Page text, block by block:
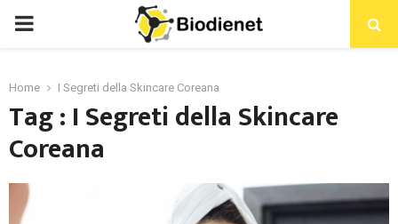
PRIMARY
Home I Segreti della Skincare Coreana
Tag : I Segreti della Skincare
Coreana